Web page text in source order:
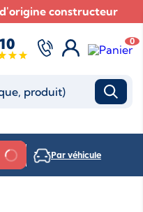
d'origine constructeur
0
Par véhicule